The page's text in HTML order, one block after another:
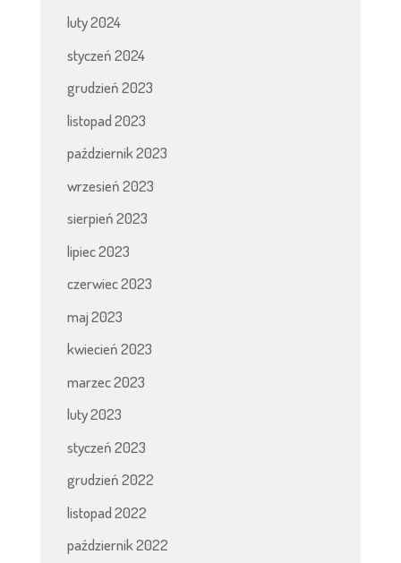
luty 2024
styczeń 2024
grudzień 2023
listopad 2023
październik 2023
wrzesień 2023
sierpień 2023
lipiec 2023
czerwiec 2023
maj 2023
kwiecień 2023
marzec 2023
luty 2023
styczeń 2023
grudzień 2022
listopad 2022
październik 2022